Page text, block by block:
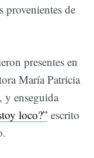
provenientes de
presentes en
María Patricia
y enseguida
loco?”escrito